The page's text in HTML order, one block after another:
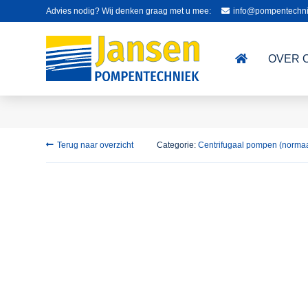
Advies nodig? Wij denken graag met u mee:
OVER
Terug naar overzicht Categorie: Centrifugaal pompen